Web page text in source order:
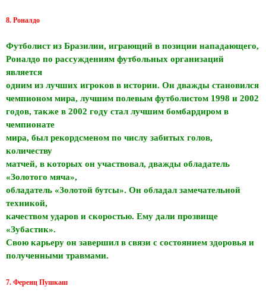
8. Роналдо
Футболист из Бразилии, играющий в позиции нападающего,
Роналдо по рассуждениям футбольных организаций
является
одним из лучших игроков в истории. Он дважды становился
чемпионом мира, лучшим полевым футболистом 1998 и 2002
годов, также в 2002 году стал лучшим бомбардиром в
чемпионате
мира, был рекордсменом по числу забитых голов,
количеству
матчей, в которых он участвовал, дважды обладатель
«Золотого мяча»,
обладатель «Золотой бутсы». Он обладал замечательной
техникой,
качеством ударов и скоростью. Ему дали прозвище
«Зубастик».
Свою карьеру он завершил в связи с состоянием здоровья и
полученными травмами.
7. Ференц Пушкаш